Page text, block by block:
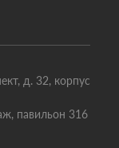
д. 32, корпус
павильон 316